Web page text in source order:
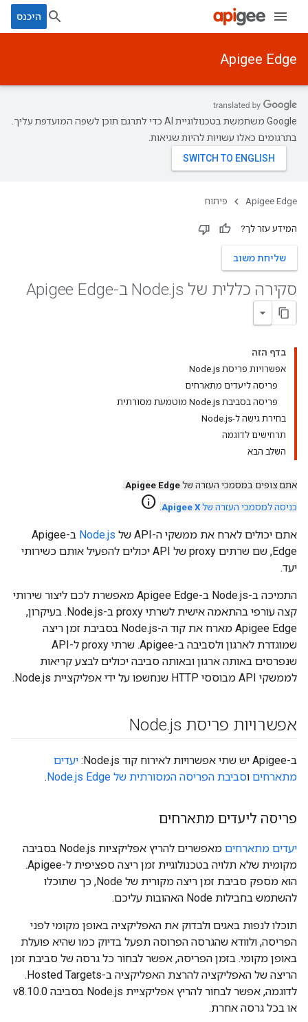
היכנס
Apigee Edge
‫Google משתמשת בטכנולוגיית AI כדי לתרגם תוכן לשפה המועדפת עליך.
בתרגומים כאלו עשויות להיות שגיאות.
Apigee Edge פיתוח
המידע עזר לך?
שליחת משוב
סקירה כללית של Node .js ב-Apigee Edge
בדף הזה
אפשרויות פריסת Node.js
פריסה ליעדים מתארחים
פריסה בסביבת Node.js מוטמעת מסורתית
בחירת גישה ל-Node.js
תרחישים לדוגמה
השלב הבא
אתם צופים במסמכי העזרה של Apigee Edge
.
כניסה למסמכי העזרה של Apigee X
.
info
אתם יכולים לארח את ממשקי ה-API של Node.js
ב-Apigee
Edge, שם שרתים proxy של API יכולים להפעיל אותם כשירותי
יעד.
התמיכה ב-Node.js ב-Apigee Edge מאפשרת לכם ליצור שירותי
קצה עורפי בהתאמה אישית לשרתי proxy ב-Node.js. בעיקרון,
Apigee Edge מארח את קוד ה-Node.js בסביבת זמן ריצה
שמוגדרת לארגון ולסביבה ב-Apigee. שרתי proxy ל-API
שנפרסים באותה ארגון ובאותה סביבה יכולים לבצע קריאות
לממשקי API מבוססי HTTP שנחשפו על ידי אפליקציית Node.js.
אפשרויות פריסת Node .js
ב-Apigee יש שתי אפשרויות לאירוח קוד Node.js:
יעדים
מתארחים וסביבת הפריסה המסורתית של Node.js Edge .
פריסה ליעדים מתארחים
יעדים מתארחים
מאפשרים להריץ אפליקציות Node.js בסביבה
מקומית שלא תלויה בטכנולוגיית זמן ריצה ספציפית ל-Apigee.
הוא מספק סביבת זמן ריצה מקורית של Node, כך שתוכלו
להשתמש בחבילות Node האהובות עליכם.
תוכלו לנפות באגים ולבדוק את האפליקציה באופן מקומי לפני
הפריסה, ולוודא שהגרסה הפרוסה תפעל בדיוק כמו שהיא פועלת
באופן מקומי. בזמן הפריסה, אפשר לבחור כל גרסה של סביבת זמן
הריצה של האפליקציה להרצת האפליקציה ב-Hosted Targets.
לדוגמה, אפשר לבחור להריץ אפליקציית Node.js בסביבה v8.10.0
או בכל גרסה אחרת.